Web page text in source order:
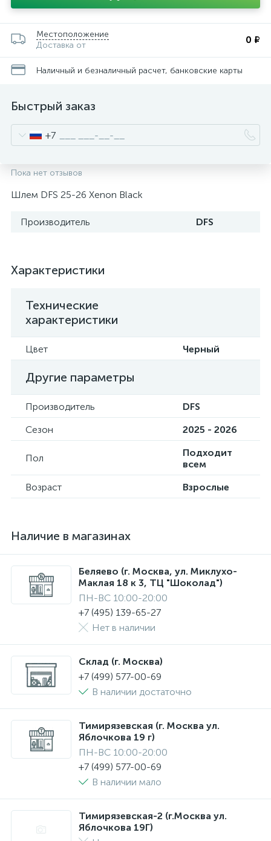
Местоположение
Доставка от
0 ₽
Наличный и безналичный расчет, банковские карты
Быстрый заказ
+7
Пока нет отзывов
Шлем DFS 25-26 Xenon Black
Производитель DFS
Характеристики
Технические
характеристики
Цвет Черный
Другие параметры
Производитель
DFS
Сезон
2025 - 2026
Пол
Подходит
всем
Возраст
Взрослые
Наличие в магазинах
Беляево (г. Москва, ул. Миклухо-
Маклая 18 к 3, ТЦ "Шоколад")
ПН-ВС 10:00-20:00
+7 (495) 139-65-27
Нет в наличии
Склад (г. Москва)
+7 (499) 577-00-69
В наличии достаточно
Тимирязевская (г. Москва ул.
Яблочкова 19 г)
ПН-ВС 10:00-20:00
+7 (499) 577-00-69
В наличии мало
Тимирязевская-2 (г.Москва ул.
Яблочкова 19Г)